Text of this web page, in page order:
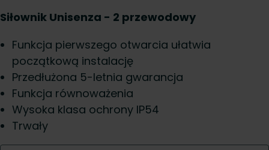
Siłownik Unisenza - 2 przewodowy
Funkcja pierwszego otwarcia ułatwia
początkową instalację
Przedłużona 5-letnia gwarancja
Funkcja równoważenia
Wysoka klasa ochrony IP54
Trwały